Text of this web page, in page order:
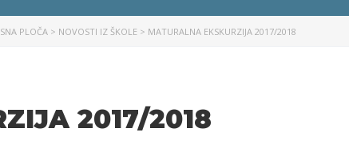
PLOČA > NOVOSTI IZ ŠKOLE > MATURALNA EKSKURZIJA 2017/2018
2017/2018